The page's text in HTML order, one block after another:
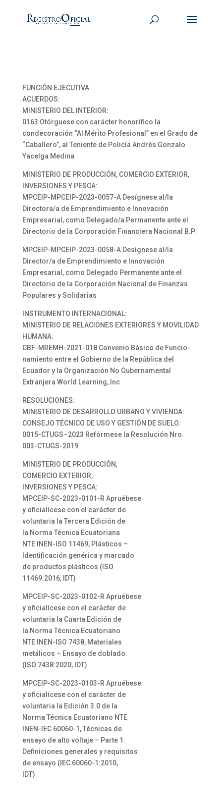
FUNCIÓN EJECUTIVA
ACUERDOS:
MINISTERIO DEL INTERIOR:
0163 Otórguese con carácter honorífico la
condecoración “Al Mérito Profesional” en el Grado de
“Caballero”, al Teniente de Policía Andrés Gonzalo
Yacelga Medina
MINISTERIO DE PRODUCCIÓN, COMERCIO EXTERIOR,
INVERSIONES Y PESCA:
MPCEIP-MPCEIP-2023-0057-A Desígnese al/la
Directora/a de Emprendimiento e Innovación
Empresarial, como Delegado/a Permanente ante el
Directorio de la Corporación Financiera Nacional B.P.
MPCEIP-MPCEIP-2023-0058-A Desígnese al/la
Director/a de Emprendimiento e Innovación
Empresarial, como Delegado Permanente ante el
Directorio de la Corporación Nacional de Finanzas
Populares y Solidarias
INSTRUMENTO INTERNACIONAL:
MINISTERIO DE RELACIONES EXTERIORES Y MOVILIDAD
HUMANA:
CBF-MREMH-2021-018 Convenio Básico de Funcio-
namiento entre el Gobierno de la República del
Ecuador y la Organización No Gubernamental
Extranjera World Learning, Inc
RESOLUCIONES:
MINISTERIO DE DESARROLLO URBANO Y VIVIENDA:
CONSEJO TÉCNICO DE USO Y GESTIÓN DE SUELO:
0015-CTUGS–2023 Refórmese la Resolución Nro.
003-CTUGS-2019
MINISTERIO DE PRODUCCIÓN,
COMERCIO EXTERIOR,
INVERSIONES Y PESCA:
MPCEIP-SC-2023-0101-R Apruébese
y oficialícese con el carácter de
voluntaria la Tercera Edición de
la Norma Técnica Ecuatoriana
NTE INEN-ISO 11469, Plásticos –
Identificación genérica y marcado
de productos plásticos (ISO
11469:2016, IDT)
MPCEIP-SC-2023-0102-R Apruébese
y oficialícese con el carácter de
voluntaria la Cuarta Edición de
la Norma Técnica Ecuatoriano
NTE INEN-ISO 7438, Materiales
metálicos – Ensayo de doblado
(ISO 7438:2020, IDT)
MPCEIP-SC-2023-0103-R Apruébese
y oficialícese con el carácter de
voluntaria la Edición 3.0 de la
Norma Técnica Ecuatoriano NTE
INEN-IEC 60060-1, Técnicas de
ensayo de alto voltaje – Parte 1:
Definiciones generales y requisitos
de ensayo (IEC 60060-1:2010,
IDT)